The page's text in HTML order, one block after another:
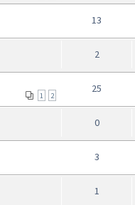
13
2
1 2
25
0
3
1